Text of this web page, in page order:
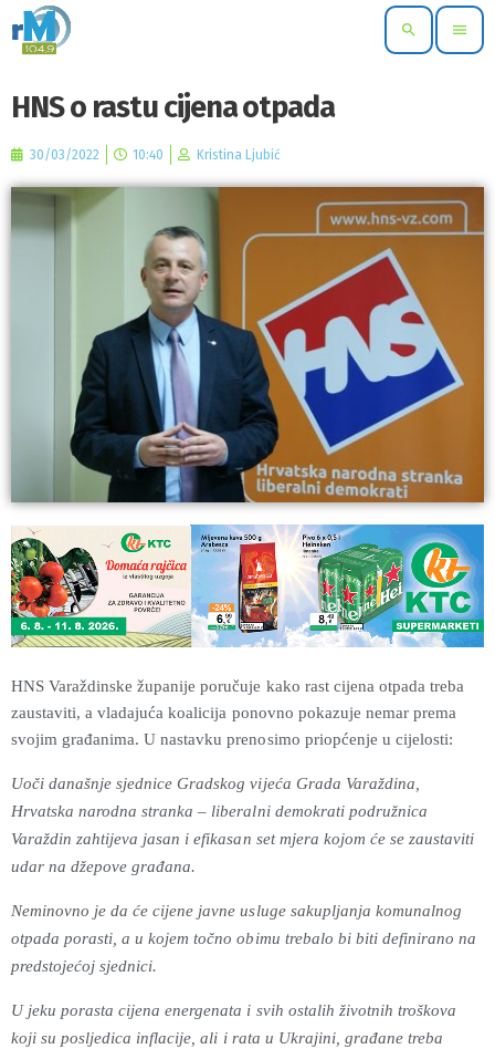
search menu
HNS o rastu cijena otpada
30/03/2022 10:40 Kristina Ljubić
HNS Varaždinske županije poručuje kako rast cijena otpada treba
zaustaviti, a vladajuća koalicija ponovno pokazuje nemar prema
svojim građanima. U nastavku prenosimo priopćenje u cijelosti:
Uoči današnje sjednice Gradskog vijeća Grada Varaždina,
Hrvatska narodna stranka – liberalni demokrati podružnica
Varaždin zahtijeva jasan i efikasan set mjera kojom će se zaustaviti
udar na džepove građana.
Neminovno je da će cijene javne usluge sakupljanja komunalnog
otpada porasti, a u kojem točno obimu trebalo bi biti definirano na
predstojećoj sjednici.
U jeku porasta cijena energenata i svih ostalih životnih troškova
koji su posljedica inflacije, ali i rata u Ukrajini, građane treba